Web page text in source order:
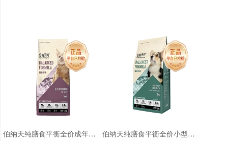
伯纳天纯膳食平衡全价成年期猫粮（含三文鱼配方）1.5kg 伯纳天纯膳食平衡全价小型犬成犬粮（含三文鱼配方）1.5kg